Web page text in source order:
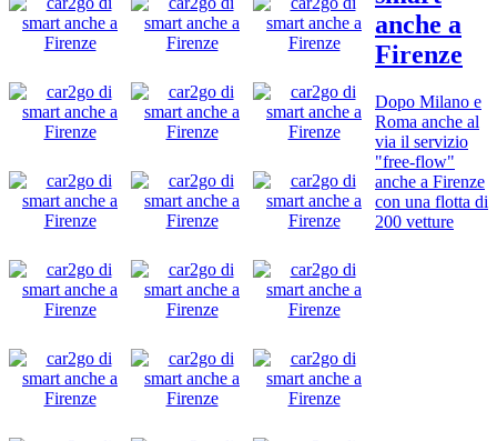
anche a
Firenze
Dopo Milano e
Roma anche al
via il servizio
"free-flow"
anche a Firenze
con una flotta di
200 vetture